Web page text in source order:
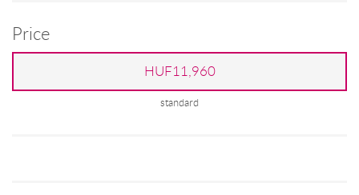
Price
HUF11,960
standard